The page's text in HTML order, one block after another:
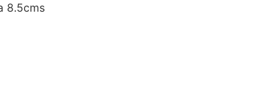
8.5cms